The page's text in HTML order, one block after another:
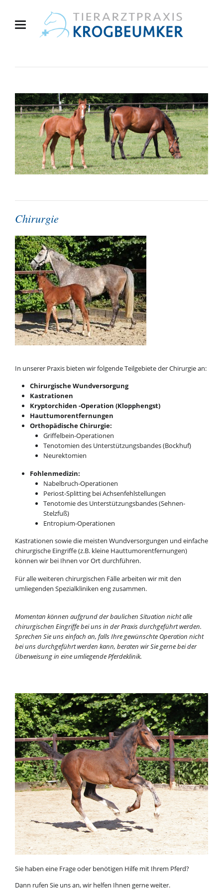
Chirurgie
In unserer Praxis bieten wir folgende Teilgebiete der Chirurgie an:
Chirurgische Wundversorgung
Kastrationen
Kryptorchiden -Operation (Klopphengst)
Hauttumorentfernungen
Orthopädische Chirurgie:
Griffelbein-Operationen
Tenotomien des Unterstützungsbandes (Bockhuf)
Neurektomien
Fohlenmedizin:
Nabelbruch-Operationen
Periost-Splitting bei Achsenfehlstellungen
Tenotomie des Unterstützungsbandes (Sehnen-
Stelzfuß)
Entropium-Operationen
Kastrationen sowie die meisten Wundversorgungen und einfache
chirurgische Eingriffe (z.B. kleine Hauttumorentfernungen)
können wir bei Ihnen vor Ort durchführen.
Für alle weiteren chirurgischen Fälle arbeiten wir mit den
umliegenden Spezialkliniken eng zusammen.
Momentan können aufgrund der baulichen Situation nicht alle
chirurgischen Eingriffe bei uns in der Praxis durchgeführt werden.
Sprechen Sie uns einfach an, falls Ihre gewünschte Operation nicht
bei uns durchgeführt werden kann, beraten wir Sie gerne bei der
Überweisung in eine umliegende Pferdeklinik.
Sie haben eine Frage oder benötigen Hilfe mit Ihrem Pferd?
Dann rufen Sie uns an, wir helfen Ihnen gerne weiter.